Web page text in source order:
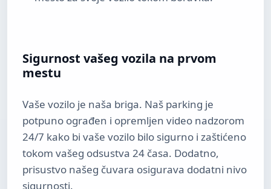
Sigurnost vašeg vozila na prvom
mestu
Vaše vozilo je naša briga. Naš parking je
potpuno ograđen i opremljen video nadzorom
24/7 kako bi vaše vozilo bilo sigurno i zaštićeno
tokom vašeg odsustva 24 časa. Dodatno,
prisustvo našeg čuvara osigurava dodatni nivo
sigurnosti.